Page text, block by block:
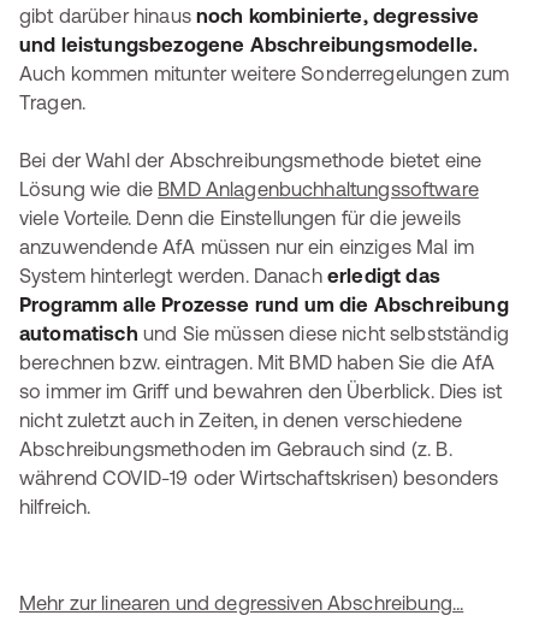
gibt darüber hinaus noch kombinierte, degressive
und leistungsbezogene Abschreibungsmodelle.
Auch kommen mitunter weitere Sonderregelungen zum
Tragen.
Bei der Wahl der Abschreibungsmethode bietet eine
Lösung wie die BMD Anlagenbuchhaltungssoftware
viele Vorteile. Denn die Einstellungen für die jeweils
anzuwendende AfA müssen nur ein einziges Mal im
System hinterlegt werden. Danach erledigt das
Programm alle Prozesse rund um die Abschreibung
automatisch und Sie müssen diese nicht selbstständig
berechnen bzw. eintragen. Mit BMD haben Sie die AfA
so immer im Griff und bewahren den Überblick. Dies ist
nicht zuletzt auch in Zeiten, in denen verschiedene
Abschreibungsmethoden im Gebrauch sind (z. B.
während COVID-19 oder Wirtschaftskrisen) besonders
hilfreich.
Mehr zur linearen und degressiven Abschreibung...